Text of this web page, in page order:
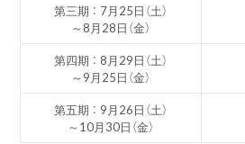
第三期 ： 7月25日（土）
～8月28日（金）
第四期 ： 8月29日（土）
～9月25日（金）
第五期 ： 9月26日（土）
～10月30日（金）